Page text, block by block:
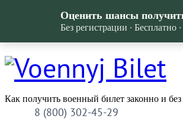
Как получить военный билет законно и
8 (800) 302-45-29
Оценить шансы
Без регистрации · Бесплатно